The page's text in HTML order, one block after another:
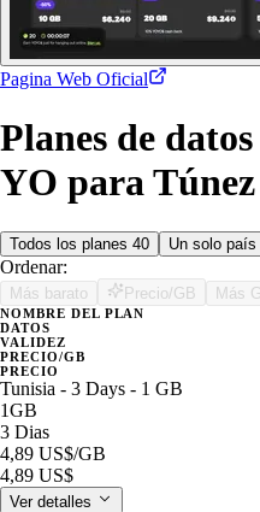
Pagina Web Oficial
Planes de
YO para Túnez
Todos los planes 40 Un solo país
Ordenar:
Más barato Precio/GB Más
NOMBRE DEL PLAN
DATOS
VALIDEZ
PRECIO/GB
PRECIO
Tunisia - 3 Days - 1 GB
1GB
3 Dias
4,89 US$/GB
4,89 US$
Ver detalles